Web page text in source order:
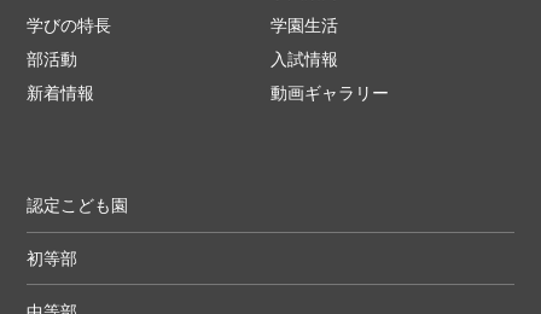
学びの特長
学園生活
部活動
入試情報
新着情報
動画ギャラリー
認定こども園
初等部